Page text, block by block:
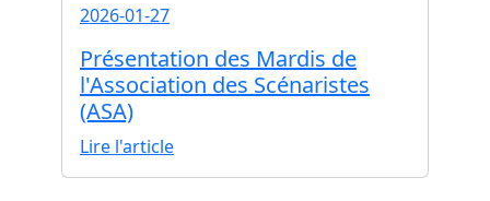
2026-01-27
Présentation des Mardis de
l'Association des Scénaristes
(ASA)
Lire l'article